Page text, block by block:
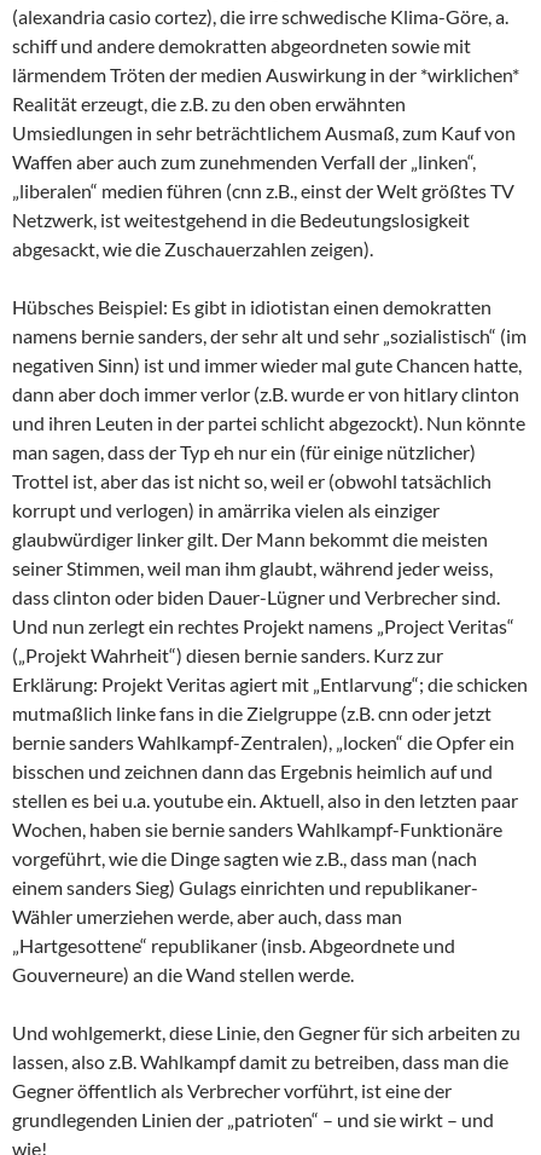
(alexandria casio cortez), die irre schwedische Klima-Göre, a.
schiff und andere demokratten abgeordneten sowie mit
lärmendem Tröten der medien Auswirkung in der *wirklichen*
Realität erzeugt, die z.B. zu den oben erwähnten
Umsiedlungen in sehr beträchtlichem Ausmaß, zum Kauf von
Waffen aber auch zum zunehmenden Verfall der „linken“,
„liberalen“ medien führen (cnn z.B., einst der Welt größtes TV
Netzwerk, ist weitestgehend in die Bedeutungslosigkeit
abgesackt, wie die Zuschauerzahlen zeigen).
Hübsches Beispiel: Es gibt in idiotistan einen demokratten
namens bernie sanders, der sehr alt und sehr „sozialistisch“ (im
negativen Sinn) ist und immer wieder mal gute Chancen hatte,
dann aber doch immer verlor (z.B. wurde er von hitlary clinton
und ihren Leuten in der partei schlicht abgezockt). Nun könnte
man sagen, dass der Typ eh nur ein (für einige nützlicher)
Trottel ist, aber das ist nicht so, weil er (obwohl tatsächlich
korrupt und verlogen) in amärrika vielen als einziger
glaubwürdiger linker gilt. Der Mann bekommt die meisten
seiner Stimmen, weil man ihm glaubt, während jeder weiss,
dass clinton oder biden Dauer-Lügner und Verbrecher sind.
Und nun zerlegt ein rechtes Projekt namens „Project Veritas“
(„Projekt Wahrheit“) diesen bernie sanders. Kurz zur
Erklärung: Projekt Veritas agiert mit „Entlarvung“; die schicken
mutmaßlich linke fans in die Zielgruppe (z.B. cnn oder jetzt
bernie sanders Wahlkampf-Zentralen), „locken“ die Opfer ein
bisschen und zeichnen dann das Ergebnis heimlich auf und
stellen es bei u.a. youtube ein. Aktuell, also in den letzten paar
Wochen, haben sie bernie sanders Wahlkampf-Funktionäre
vorgeführt, wie die Dinge sagten wie z.B., dass man (nach
einem sanders Sieg) Gulags einrichten und republikaner-
Wähler umerziehen werde, aber auch, dass man
„Hartgesottene“ republikaner (insb. Abgeordnete und
Gouverneure) an die Wand stellen werde.
Und wohlgemerkt, diese Linie, den Gegner für sich arbeiten zu
lassen, also z.B. Wahlkampf damit zu betreiben, dass man die
Gegner öffentlich als Verbrecher vorführt, ist eine der
grundlegenden Linien der „patrioten“ – und sie wirkt – und
wie!